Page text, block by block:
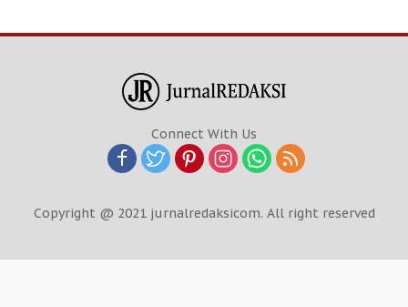
Connect With Us
Copyright @ 2021 jurnalredaksicom. All right reserved